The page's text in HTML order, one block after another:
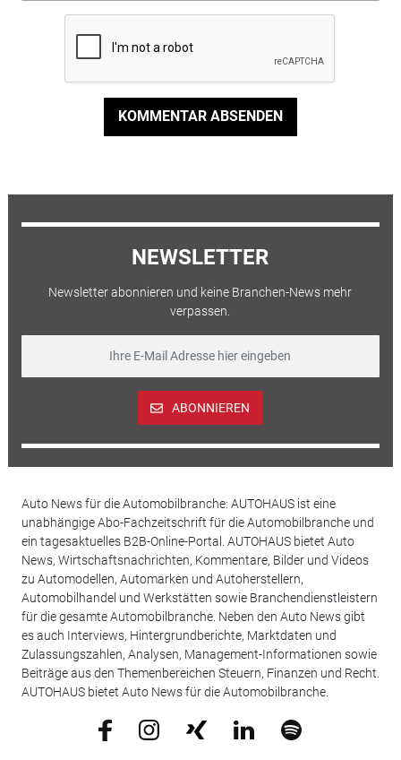
KOMMENTAR ABSENDEN
NEWSLETTER
Newsletter abonnieren und keine Branchen-News mehr
verpassen.
ABONNIEREN
Auto News für die Automobilbranche: AUTOHAUS ist eine
unabhängige Abo-Fachzeitschrift für die Automobilbranche und
ein tagesaktuelles B2B-Online-Portal. AUTOHAUS bietet Auto
News, Wirtschaftsnachrichten, Kommentare, Bilder und Videos
zu Automodellen, Automarken und Autoherstellern,
Automobilhandel und Werkstätten sowie Branchendienstleistern
für die gesamte Automobilbranche. Neben den Auto News gibt
es auch Interviews, Hintergrundberichte, Marktdaten und
Zulassungszahlen, Analysen, Management-Informationen sowie
Beiträge aus den Themenbereichen Steuern, Finanzen und Recht.
AUTOHAUS bietet Auto News für die Automobilbranche.